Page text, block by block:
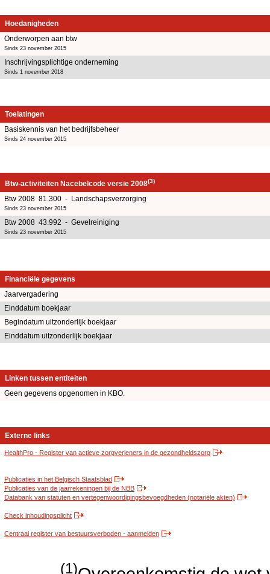
Hoedanigheden
Onderworpen aan btw
Sinds 23 november 2015
Inschrijvingsplichtige onderneming
Sinds 1 november 2018
Toelatingen
Basiskennis van het bedrijfsbeheer
Sinds 24 november 2015
Btw-activiteiten Nacebelcode versie 2008(3)
Btw 2008 81.300 - Landschapsverzorging
Sinds 23 november 2015
Btw 2008 43.992 - Gevelreiniging
Sinds 23 november 2015
Financiële gegevens
Jaarvergadering
Einddatum boekjaar
Begindatum uitzonderlijk boekjaar
Einddatum uitzonderlijk boekjaar
Linken tussen entiteiten
Geen gegevens opgenomen in KBO.
Externe links
HealthPro - Register van actieve zorgverleners in de gezondheidszorg
Publicaties in het Belgisch Staatsblad
Publicaties van de jaarrekeningen bij de NBB
Databank van statuten en vertegenwoordigingsbevoegdheden (notariële akten)
Check inhoudingsplicht
Centraal register van bestuursverboden - aanmelden
(1)